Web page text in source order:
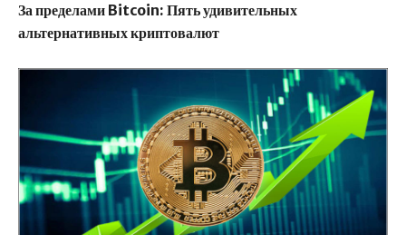
За пределами Bitcoin: Пять удивительных
альтернативных криптовалют